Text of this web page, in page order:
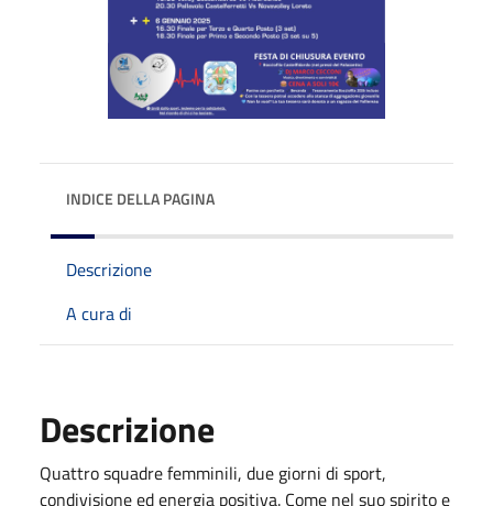
INDICE DELLA PAGINA
Descrizione
A cura di
Descrizione
Quattro squadre femminili, due giorni di sport,
condivisione ed energia positiva. Come nel suo spirito e